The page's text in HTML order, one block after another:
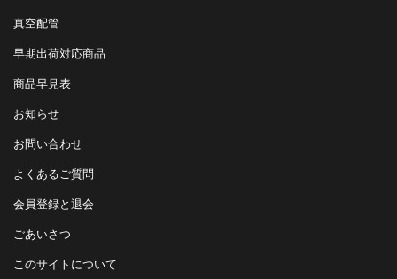
真空配管
早期出荷対応商品
商品早見表
お知らせ
お問い合わせ
よくあるご質問
会員登録と退会
ごあいさつ
このサイトについて